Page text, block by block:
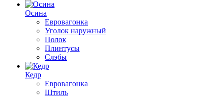
Осина
Евровагонка
Уголок наружный
Полок
Плинтусы
Слэбы
Кедр
Евровагонка
Штиль